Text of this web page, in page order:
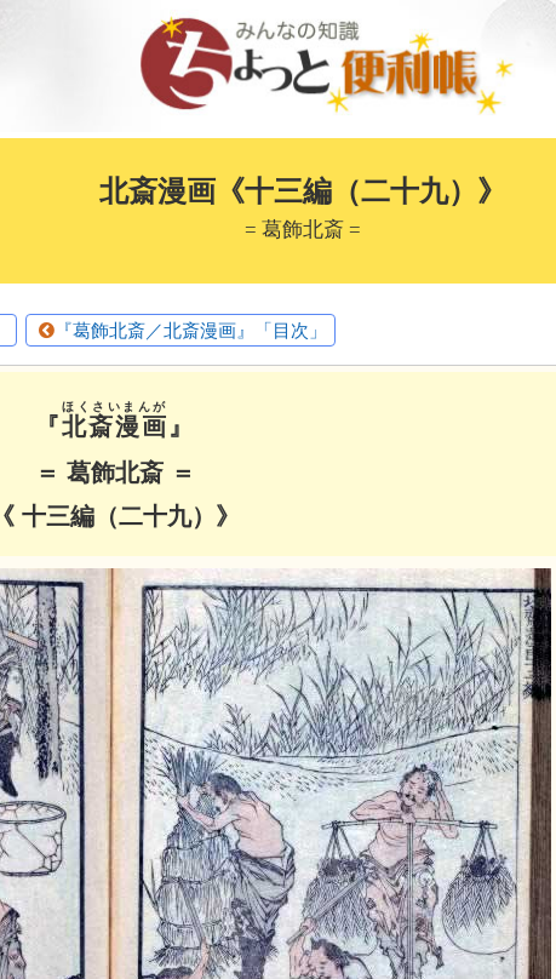
北斎漫画《十三編（二十九）》
= 葛飾北斎 =
『葛飾北斎／北斎漫画』「目次」
『北斎漫画
ほくさいまんが
』
＝ 葛飾北斎 ＝
《 十三編（二十九）》